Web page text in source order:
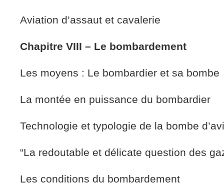
Aviation d’assaut et cavalerie
Chapitre VIII – Le bombardement
Les moyens : Le bombardier et sa bombe
La montée en puissance du bombardier
Technologie et typologie de la bombe
“La redoutable et délicate question des
Les conditions du bombardement